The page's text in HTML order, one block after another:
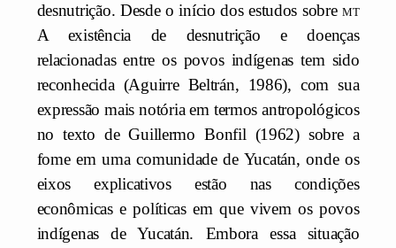
desnutrição. Desde o início dos estudos sobremt
A existência de desnutrição e doenças
relacionadas entre os povos indígenas tem sido
reconhecida (Aguirre Beltrán, 1986), com sua
expressão mais notória em termos antropológicos
no texto de Guillermo Bonfil (1962) sobre a
fome em uma comunidade de Yucatán, onde os
eixos explicativos estão nas condições
econômicas e políticas em que vivem os povos
indígenas de Yucatán. Embora essa situação